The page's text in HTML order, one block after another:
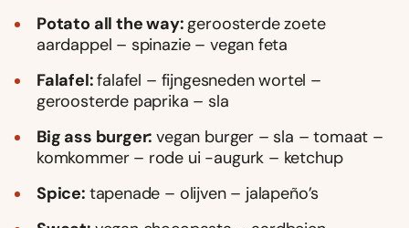
Potato all the way: geroosterde zoete
aardappel – spinazie – vegan feta
Falafel:falafel – fijngesneden wortel –
geroosterde paprika – sla
Big ass burger:vegan burger – sla – tomaat –
komkommer – rode ui -augurk – ketchup
Spice: tapenade – olijven – jalapeño’s